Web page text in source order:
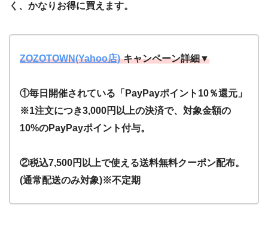
く、かなりお得に買えます。
ZOZOTOWN(Yahoo店)キャンペーン詳細▼
①毎日開催されている「PayPayポイント10％還元」
※1注文につき3,000円以上の決済で、対象金額の
10%のPayPayポイント付与。
②税込7,500円以上で使える送料無料クーポン配布。
(通常配送のみ対象)※不定期